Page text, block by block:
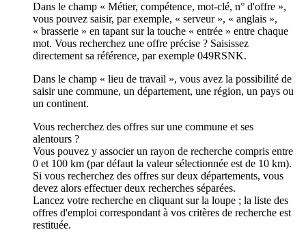
Dans le champ « Métier, compétence, mot-clé, n° d'offre »,
vous pouvez saisir, par exemple, « serveur », « anglais »,
« brasserie » en tapant sur la touche « entrée » entre chaque
mot. Vous recherchez une offre précise ? Saisissez
directement sa référence, par exemple 049RSNK.
Dans le champ « lieu de travail », vous avez la possibilité de
saisir une commune, un département, une région, un pays ou
un continent.
Vous recherchez des offres sur une commune et ses
alentours ?
Vous pouvez y associer un rayon de recherche compris entre
0 et 100 km (par défaut la valeur sélectionnée est de 10 km).
Si vous recherchez des offres sur deux départements, vous
devez alors effectuer deux recherches séparées.
Lancez votre recherche en cliquant sur la loupe ; la liste des
offres d'emploi correspondant à vos critères de recherche est
restituée.